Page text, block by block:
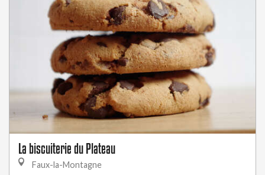
La biscuiterie du Plateau
Faux-la-Montagne